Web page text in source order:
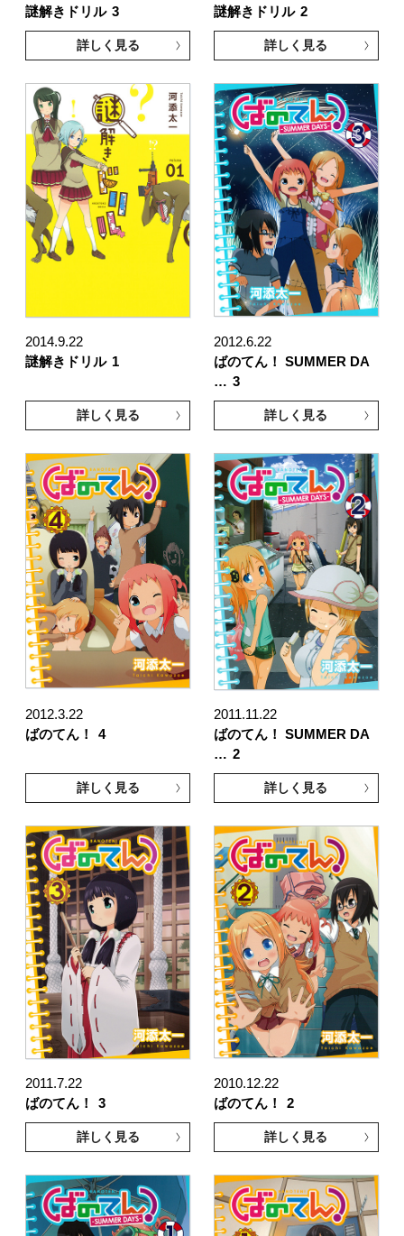
謎解きドリル 3
詳しく見る
謎解きドリル 2
詳しく見る
2014.9.22
謎解きドリル 1
詳しく見る
2012.6.22
ばのてん！ SUMMER DA
… 3
詳しく見る
2012.3.22
ばのてん！
4
詳しく見る
2011.11.22
ばのてん！ SUMMER DA
… 2
詳しく見る
2011.7.22
ばのてん！
3
詳しく見る
2010.12.22
ばのてん！
2
詳しく見る